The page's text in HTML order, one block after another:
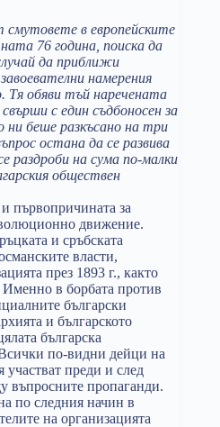
смутовете в европейските
76 година, поиска да
да приближи
намерения
Тя обяви тъй наречената
с един съдбоносен за
беше разкъсано на три
остана да се развива
раздроби на сума по-малки
обществен
първопричината за
движение.
и сръбската
власти,
през 1893 г., както
Именно в борбата против
български
и българското
българска
по-видни дейци на
преди и след
въпросните пропаганди.
по следния начин в
на организацията